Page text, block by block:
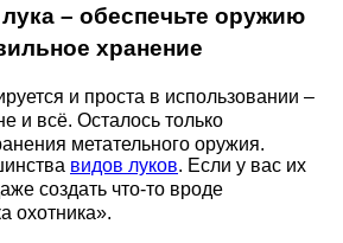
– обеспечьте оружию
хранение
и проста в использовании –
и всё. Осталось только
метательного оружия.
видов луков. Если у вас их
создать что-то вроде
охотника».